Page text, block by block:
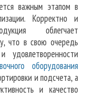
важным этапом в
Корректно и
облегчает
что в свою очередь
удовлетворенности
оборудования
и подсчета, а
и качество